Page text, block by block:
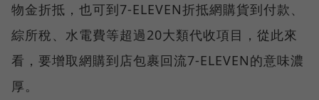
物金折抵，也可到7-ELEVEN折抵網購貨到付款、
綜所稅、水電費等超過20大類代收項目，從此來
看，要增取網購到店包裹回流7-ELEVEN的意味濃
厚。